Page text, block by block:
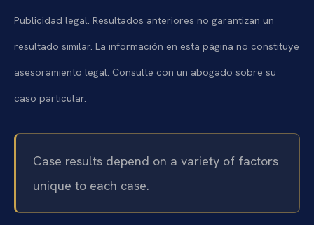
Publicidad legal. Resultados anteriores no garantizan un
resultado similar. La información en esta página no constituye
asesoramiento legal. Consulte con un abogado sobre su
caso particular.
Case results depend on a variety of factors
unique to each case.